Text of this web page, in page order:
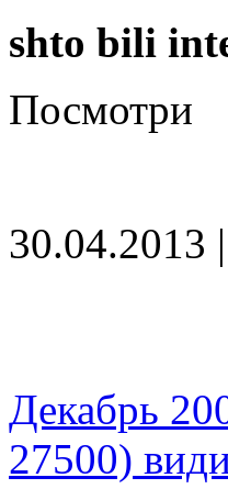
shto bili
Посмотри
30.04.2013 |
Декабрь
27500)